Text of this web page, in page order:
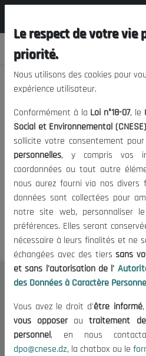
#Etude du
1
# Article
1
Étude sur l'économie de
en Algérie : Réalité...
Le CNESE
A Propos
Le président
Organisation
Le respect de votre vie
priorité.
Nous utilisons des cookies pour
expérience utilisateur.
Conformément à la Loi n°18-07, le
Social et Environnemental (CNESE)
sollicite votre consentement
personnelles, y compris vos
coordonnées ou tout autre
nous aurez fourni via nos divers
données sont collectées pour
notre site web, personnaliser
préférences. Elles seront
nécessaire à leurs finalités et ne
échangées avec des tierssans
et sans l'autorisation de l'
des Données à Caractère
Vous avez le droit d'être informé
vous opposerautraitement
personnel, en nous
dpo@cnese.dz, la chatbox ou le